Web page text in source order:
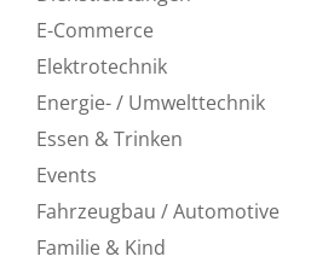
E-Commerce
Elektrotechnik
Energie- / Umwelttechnik
Essen & Trinken
Events
Fahrzeugbau / Automotive
Familie & Kind